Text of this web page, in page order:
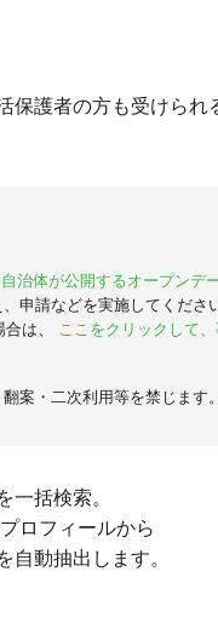
保護者の方も受けられ
治体が公開するオープンデ
申請などを実施してくださ
は、
ここをクリックして
案・二次利用等を禁じます
一括検索。
ロフィールから
自動抽出します。